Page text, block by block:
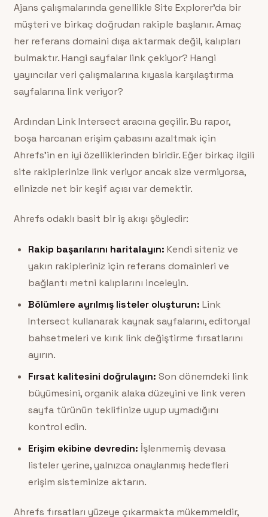
Ajans çalışmalarında genellikle Site Explorer’da bir
müşteri ve birkaç doğrudan rakiple başlanır. Amaç
her referans domaini dışa aktarmak değil, kalıpları
bulmaktır. Hangi sayfalar link çekiyor? Hangi
yayıncılar veri çalışmalarına kıyasla karşılaştırma
sayfalarına link veriyor?
Ardından Link Intersect aracına geçilir. Bu rapor,
boşa harcanan erişim çabasını azaltmak için
Ahrefs’in en iyi özelliklerinden biridir. Eğer birkaç ilgili
site rakiplerinize link veriyor ancak size vermiyorsa,
elinizde net bir keşif açısı var demektir.
Ahrefs odaklı basit bir iş akışı şöyledir:
Rakip başarılarını haritalayın: Kendi siteniz ve
yakın rakipleriniz için referans domainleri ve
bağlantı metni kalıplarını inceleyin.
Bölümlere ayrılmış listeler oluşturun: Link
Intersect kullanarak kaynak sayfalarını, editoryal
bahsetmeleri ve kırık link değiştirme fırsatlarını
ayırın.
Fırsat kalitesini doğrulayın: Son dönemdeki link
büyümesini, organik alaka düzeyini ve link veren
sayfa türünün teklifinize uyup uymadığını
kontrol edin.
Erişim ekibine devredin: İşlenmemiş devasa
listeler yerine, yalnızca onaylanmış hedefleri
erişim sisteminize aktarın.
Ahrefs fırsatları yüzeye çıkarmakta mükemmeldir,